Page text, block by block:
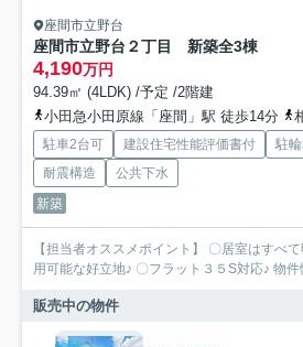
座間市立野台
座間市立野台２丁目 新築全3棟
4,190万円
94.39㎡ (4LDK) /予定 /2階建
小田急小田原線「座間」駅 徒歩14分
相
駐車2台可 建設住宅性能評価書付 駐
耐震構造
公共下水
新築
【担当者オススメポイント】 〇居室はすべ
用可能な好立地♪ 〇フ
販売中の物件